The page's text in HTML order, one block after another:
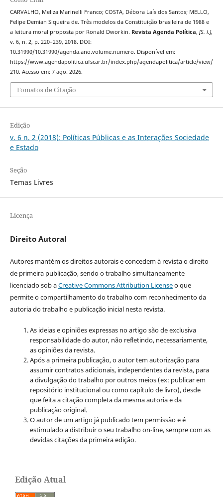
CARVALHO, Meliza Marinelli Franco; COSTA, Débora Laís dos Santos; MELLO,
Felipe Demian Siqueira de. Três modelos da Constituição brasileira de 1988 e
a leitura moral proposta por Ronald Dworkin. Revista Agenda Política, [S. l.],
v. 6, n. 2, p. 220–239, 2018. DOI:
10.31990/10.31990/agenda.ano.volume.numero. Disponível em:
https://www.agendapolitica.ufscar.br/index.php/agendapolitica/article/view/
210. Acesso em: 7 ago. 2026.
Fomatos de Citação
Edição
v. 6 n. 2 (2018): Políticas Públicas e as Interações Sociedade
e Estado
Seção
Temas Livres
Licença
Direito Autoral
Autores mantém os direitos autorais e concedem à revista o direito
de primeira publicação, sendo o trabalho simultaneamente
licenciado sob aCreative Commons Attribution Licenseo que
permite o compartilhamento do trabalho com reconhecimento da
autoria do trabalho e publicação inicial nesta revista.
As ideias e opiniões expressas no artigo são de exclusiva
responsabilidade do autor, não refletindo, necessariamente,
as opiniões da revista.
Após a primeira publicação, o autor tem autorização para
assumir contratos adicionais, independentes da revista, para
a divulgação do trabalho por outros meios (ex: publicar em
repositório institucional ou como capítulo de livro), desde
que feita a citação completa da mesma autoria e da
publicação original.
O autor de um artigo já publicado tem permissão e é
estimulado a distribuir o seu trabalho on-line, sempre com as
devidas citações da primeira edição.
Edição Atual